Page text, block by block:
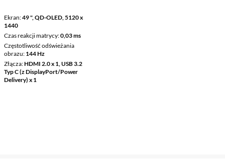
Ekran 49 ", QD-OLED, 5120 x
1440
Czas reakcji matrycy 0,03 ms
Częstotliwość odświeżania
obrazu 144 Hz
Złącza HDMI 2.0 x 1, USB 3.2
Typ C (z DisplayPort/Power
Delivery) x 1